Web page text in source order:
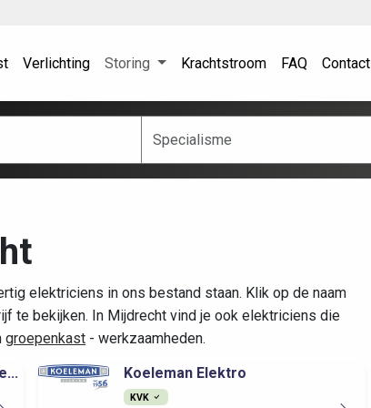
Verlichting Storing Krachtstroom FAQ Contact
elektriciens in ons bestand staan. Klik op de naam
te bekijken. In Mijdrecht vind je ook elektriciens die
groepenkast - werkzaamheden.
Koeleman Elektro
KVK